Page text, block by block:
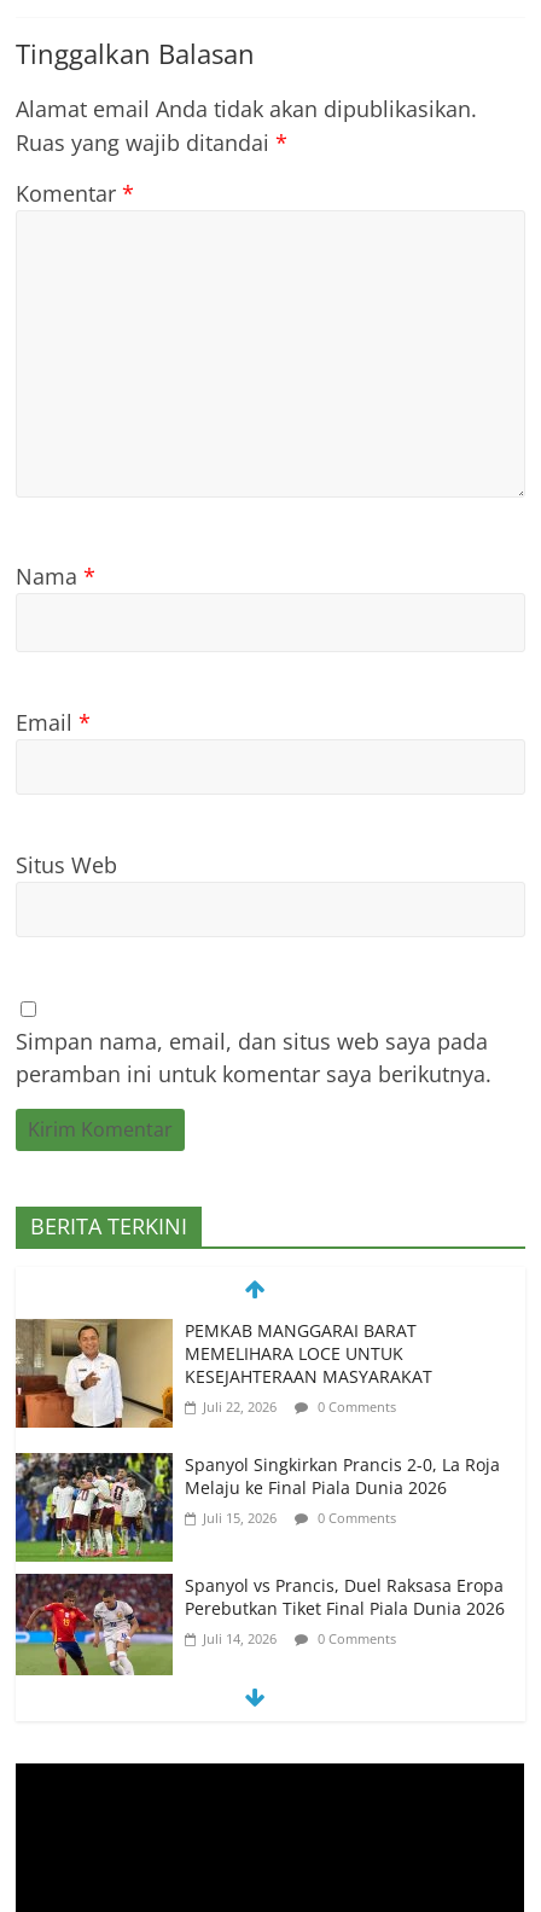
Tinggalkan Balasan
Alamat email Anda tidak akan dipublikasikan.
Ruas yang wajib ditandai*
Komentar*
Nama*
Email*
Situs Web
Simpan nama, email, dan situs web saya pada
peramban ini untuk komentar saya berikutnya.
BERITA TERKINI
Spanyol Singkirkan Prancis 2-0, La Roja
Melaju ke Final Piala Dunia 2026
Juli 15, 2026 0 Comments
Perebutkan Tiket Final Piala Dunia 2026
untuk Mendukung Perkuliahan di Era
Digital
Juni 10, 2026 0 Comments
PSN Ngada Pesta Gol, Libas MRC